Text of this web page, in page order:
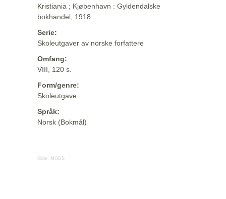
Kristiania ; Kjøbenhavn : Gyldendalske
bokhandel, 1918
Serie:
Skoleutgaver av norske forfattere
Omfang:
VIII, 120 s.
Form/genre:
Skoleutgave
Språk:
Norsk (Bokmål)
Kilde: MODS